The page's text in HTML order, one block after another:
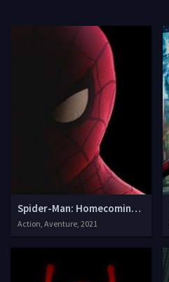
Spider-Man: Homecoming 3
Action, Aventure, 2021